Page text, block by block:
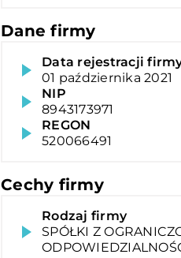
Dane firmy
Data rejestracji
01 października 2021
NIP
8943173971
REGON
520066491
Cechy firmy
Rodzaj firmy
SPÓŁKI Z